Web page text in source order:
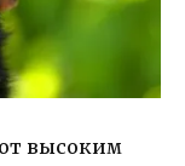
высоким